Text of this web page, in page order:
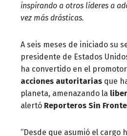
inspirando a otros líderes a
vez más drásticas.
A seis meses de iniciado su
presidente de Estados
ha convertido en el
acciones autoritarias que
planeta, amenazando la
alertó Reporteros Sin
“Desde que asumió el cargo